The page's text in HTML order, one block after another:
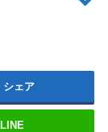
シェア
LINE